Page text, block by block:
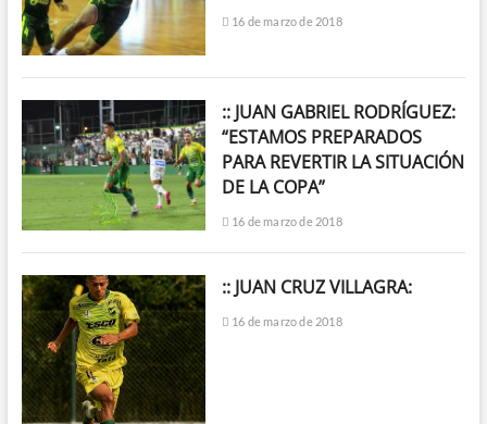
16 de marzo de 2018
:: JUAN GABRIEL RODRÍGUEZ:
“ESTAMOS PREPARADOS
PARA REVERTIR LA SITUACIÓN
DE LA COPA”
16 de marzo de 2018
:: JUAN CRUZ VILLAGRA:
16 de marzo de 2018